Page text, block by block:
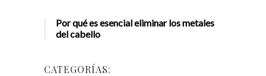
Por qué es esencial eliminar los metales
del cabello
CATEGORÍAS: